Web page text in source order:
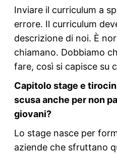
Inviare il curriculum a
errore. Il curriculum
descrizione di noi. È
chiamano. Dobbiamo
fare, così si capisce su
Capitolo stage e
scusa anche per non
giovani?
Lo stage nasce per
aziende che sfruttano